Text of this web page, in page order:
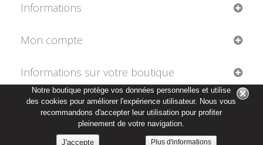
Notre boutique protège vos données personnelles et utilise
des cookies pour améliorer l'expérience utilisateur. Nous vous
recommandons d'accepter leur utilisation pour profiter
pleinement de votre navigation.
Plus d'informations
Informations
Mon compte
Informations sur votre boutique